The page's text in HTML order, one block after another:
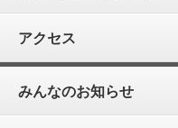
アクセス
みんなのお知らせ